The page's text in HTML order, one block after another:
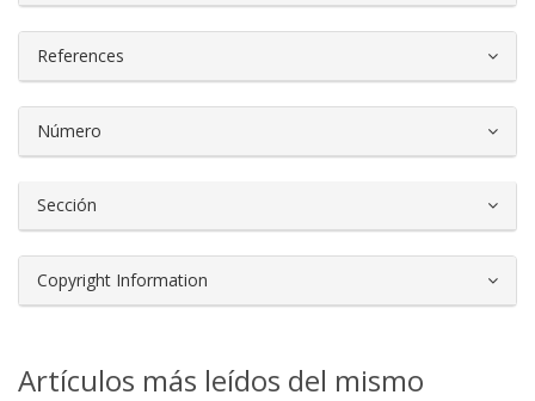
References
Número
Sección
Copyright Information
Artículos más leídos del mismo